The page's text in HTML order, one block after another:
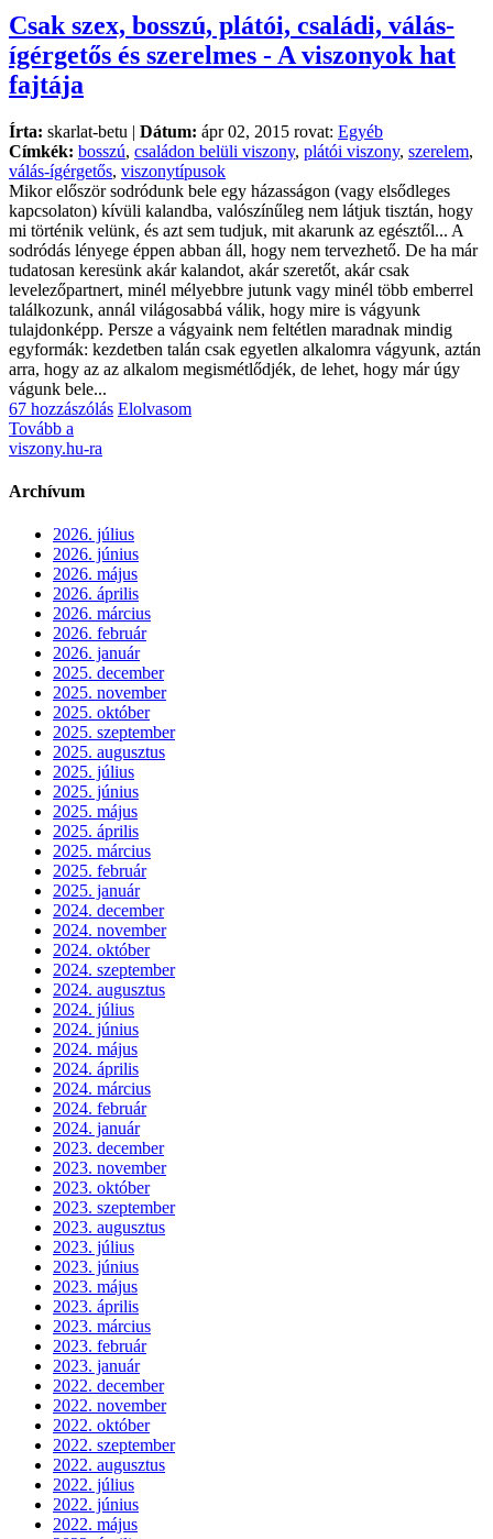
Csak szex, bosszú, plátói, családi, válás-
ígérgetős és szerelmes - A viszonyok hat
fajtája
Írta: skarlat-betu | Dátum: ápr 02, 2015 rovat: Egyéb
Címkék: bosszú, családon belüli viszony, plátói viszony, szerelem,
válás-ígérgetős, viszonytípusok
Mikor először sodródunk bele egy házasságon (vagy elsődleges
kapcsolaton) kívüli kalandba, valószínűleg nem látjuk tisztán, hogy
mi történik velünk, és azt sem tudjuk, mit akarunk az egésztől... A
sodródás lényege éppen abban áll, hogy nem tervezhető. De ha már
tudatosan keresünk akár kalandot, akár szeretőt, akár csak
levelezőpartnert, minél mélyebbre jutunk vagy minél több emberrel
találkozunk, annál világosabbá válik, hogy mire is vágyunk
tulajdonképp. Persze a vágyaink nem feltétlen maradnak mindig
egyformák: kezdetben talán csak egyetlen alkalomra vágyunk, aztán
arra, hogy az az alkalom megismétlődjék, de lehet, hogy már úgy
vágunk bele...
67 hozzászólás Elolvasom
Tovább a
viszony.hu-ra
Archívum
2026. július
2026. június
2026. május
2026. április
2026. március
2026. február
2026. január
2025. december
2025. november
2025. október
2025. szeptember
2025. augusztus
2025. július
2025. június
2025. május
2025. április
2025. március
2025. február
2025. január
2024. december
2024. november
2024. október
2024. szeptember
2024. augusztus
2024. július
2024. június
2024. május
2024. április
2024. március
2024. február
2024. január
2023. december
2023. november
2023. október
2023. szeptember
2023. augusztus
2023. július
2023. június
2023. május
2023. április
2023. március
2023. február
2023. január
2022. december
2022. november
2022. október
2022. szeptember
2022. augusztus
2022. július
2022. június
2022. május